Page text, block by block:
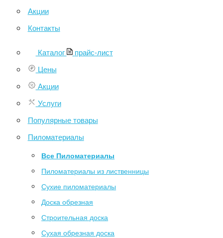
Акции
Контакты
Каталог
прайс-лист
Цены
Акции
Услуги
Популярные товары
Пиломатериалы
Все Пиломатериалы
Пиломатериалы из лиственницы
Сухие пиломатериалы
Доска обрезная
Строительная доска
Сухая обрезная доска